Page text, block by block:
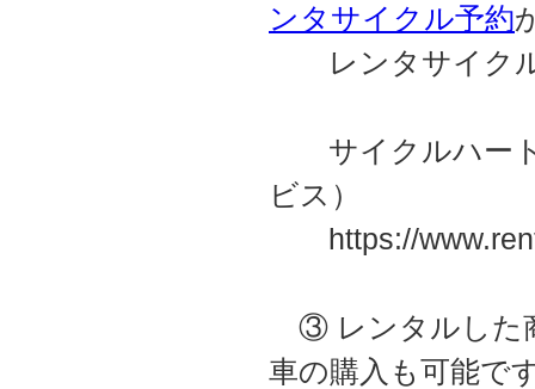
ンタサイクル予約
レンタサイクル
サイクルハート
ビス）
https://
③ レンタルした
車の購入も可能で